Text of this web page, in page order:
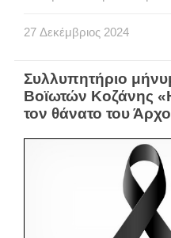
27 Δεκέμβριος 2024
Συλλυπητήριο
Βοϊωτών Κοζάνης
τον θάνατο του